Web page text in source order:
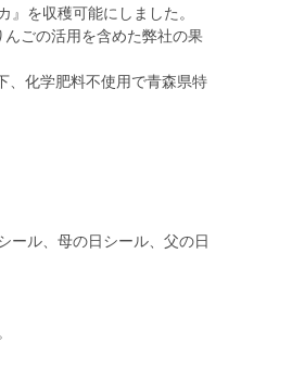
を収穫可能にしました。
ごの活用を含めた弊社の果
、化学肥料不使用で青森県特
ール、母の日シール、父の日